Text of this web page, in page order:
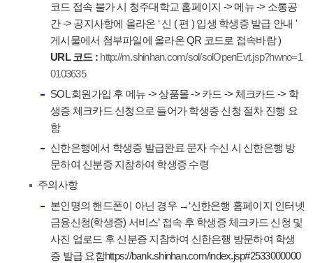
코드 접속 불가 시 청주대학교 홈페이지 -> 메뉴 -> 소통공
간 -> 공지사항에 올라온 ‘ 신 ( 편 ) 입생 학생증 발급 안내 '
게시물에서 첨부파일에 올라온 QR 코드로 접속바람 )
URL 코드 : http://m.shinhan.com/sol/solOpenEvt.jsp?hwno=1
0103635
SOL 회원가입 후 메뉴 -> 상품몰 -> 카드 -> 체크카드 -> 학
생증 체크카드 신청으로 들어가 학생증 신청 절차 진행 요
함
신한은행에서 학생증 발급완료 문자 수신 시 신한은행 방
문하여 신분증 지참하여 학생증 수령
주의사항
본인명의 핸드폰이 아닌 경우 →‘신한은행 홈페이지 인터넷
금융신청(학생증) 서비스’ 접속 후 학생증 체크카드 신청 및
사진 업로드 후 신분증 지참하여 신한은행 방문하여 학생
증 발급 요함https://bank.shinhan.com/index.jsp#2533000000